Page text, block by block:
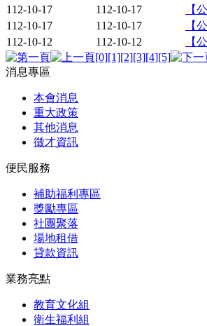
112-10-17
112-10-17
【
112-10-17
112-10-17
【
112-10-12
112-10-12
【
[0][1][2][3][4][5]
消息專區
本會消息
重大政策
其他消息
徵才資訊
便民服務
補助福利專區
獎勵專區
社團聚落
場地租借
貸款資訊
業務亮點
教育文化組
衛生福利組